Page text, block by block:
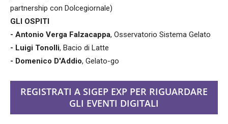
partnership con Dolcegiornale)
GLI OSPITI
- Antonio Verga Falzacappa, Osservatorio Sistema Gelato
- Luigi Tonolli, Bacio di Latte
- Domenico D'Addio, Gelato-go
REGISTRATI A SIGEP EXP PER RIGUARDARE
GLI EVENTI DIGITALI